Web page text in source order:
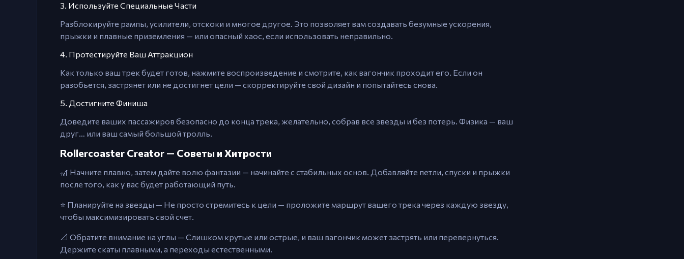
3. Используйте Специальные Части
Разблокируйте рампы, усилители, отскоки и многое другое. Это позволяет вам создавать безумные ускорения,
прыжки и плавные приземления — или опасный хаос, если использовать неправильно.
4. Протестируйте Ваш Аттракцион
Как только ваш трек будет готов, нажмите воспроизведение и смотрите, как вагончик проходит его. Если он
разобьется, застрянет или не достигнет цели — скорректируйте свой дизайн и попытайтесь снова.
5. Достигните Финиша
Доведите ваших пассажиров безопасно до конца трека, желательно, собрав все звезды и без потерь. Физика — ваш
друг… или ваш самый большой тролль.
Rollercoaster Creator — Советы и Хитрости
🎢 Начните плавно, затем дайте волю фантазии — начинайте с стабильных основ. Добавляйте петли, спуски и прыжки
после того, как у вас будет работающий путь.
⭐ Планируйте на звезды — Не просто стремитесь к цели — проложите маршрут вашего трека через каждую звезду,
чтобы максимизировать свой счет.
📐 Обратите внимание на углы — Слишком крутые или острые, и ваш вагончик может застрять или перевернуться.
Держите скаты плавными, а переходы естественными.